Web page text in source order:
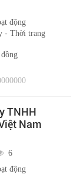
động
- Thời trang
TNHH
Nam
6
động